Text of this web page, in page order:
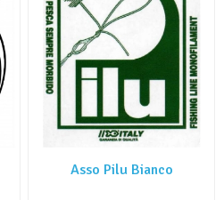
Asso Pilu Bianco